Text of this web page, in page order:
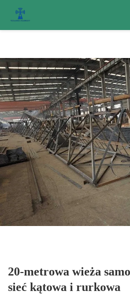
20-metrowa wieża
sieć kątowa i rurkowa